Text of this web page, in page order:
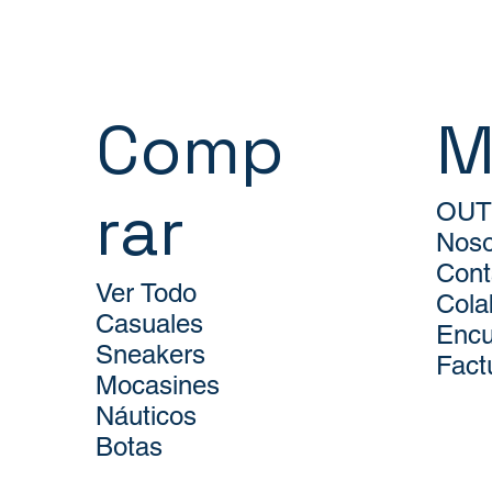
Comp
rar
Ver Todo
Casuales
Sneakers
Mocasines
Náuticos
Botas